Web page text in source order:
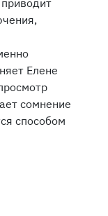
Елене
сомнение
способом